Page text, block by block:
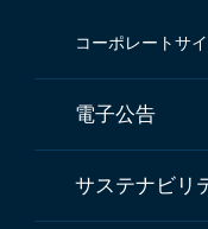
コーポレートサ
電子公告
サステナビリ